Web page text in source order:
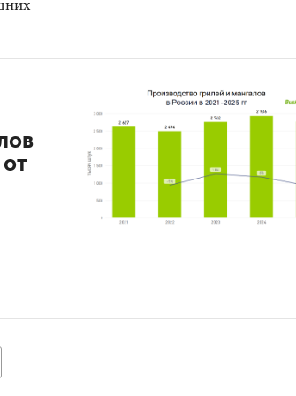
показатели, характеризующие
Таможенной службы РФ, ФСГС РФ
EuroMonitor, Eurostat.
деловые и специализированные
обзоры.
России и мире.
и мирового рынков.
маркетинговых и консалтинговых